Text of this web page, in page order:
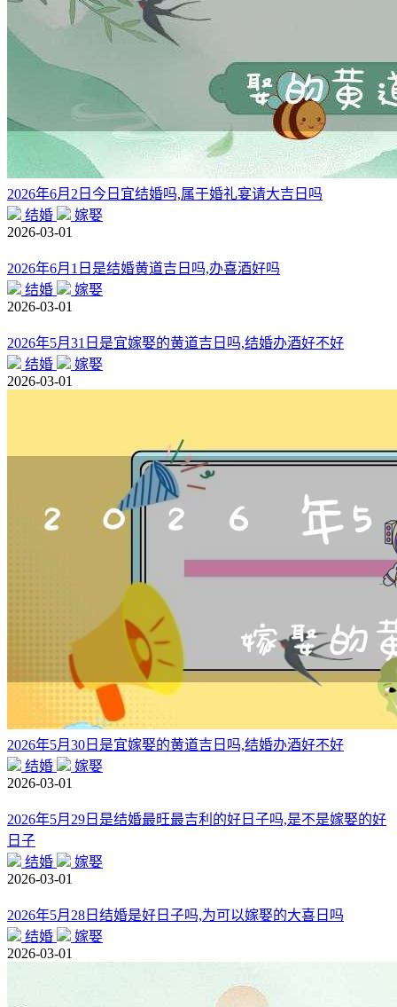
2026年6月2日今日宜结婚吗,属于婚礼宴请大吉日吗
结婚
嫁娶
2026-03-01
2026年6月1日是结婚黄道吉日吗,办喜酒好吗
结婚
嫁娶
2026-03-01
2026年5月31日是宜嫁娶的黄道吉日吗,结婚办酒好不好
结婚
嫁娶
2026-03-01
2026年5月30日是宜嫁娶的黄道吉日吗,结婚办酒好不好
结婚
嫁娶
2026-03-01
2026年5月29日是结婚最旺最吉利的好日子吗,是不是嫁娶的好
日子
结婚
嫁娶
2026-03-01
2026年5月28日结婚是好日子吗,为可以嫁娶的大喜日吗
结婚
嫁娶
2026-03-01